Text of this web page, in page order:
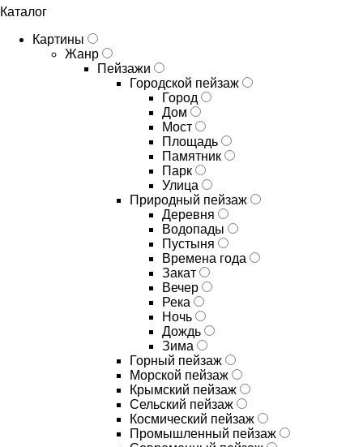
Каталог
Картины
Жанр
Пейзажи
Городской пейзаж
Город
Дом
Мост
Площадь
Памятник
Парк
Улица
Природный пейзаж
Деревня
Водопады
Пустыня
Времена года
Закат
Вечер
Река
Ночь
Дождь
Зима
Горный пейзаж
Морской пейзаж
Крымский пейзаж
Сельский пейзаж
Космический пейзаж
Промышленный пейзаж